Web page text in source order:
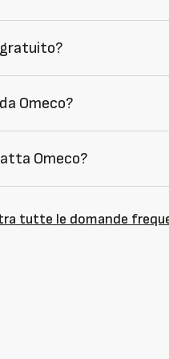
gratuito?
Omeco?
Omeco?
tutte le domande